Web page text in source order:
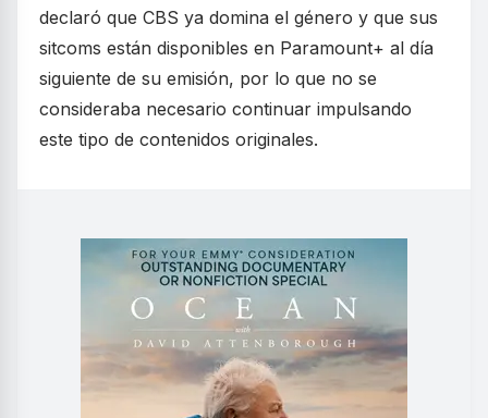
declaró que CBS ya domina el género y que sus
sitcoms están disponibles en Paramount+ al día
siguiente de su emisión, por lo que no se
consideraba necesario continuar impulsando
este tipo de contenidos originales.